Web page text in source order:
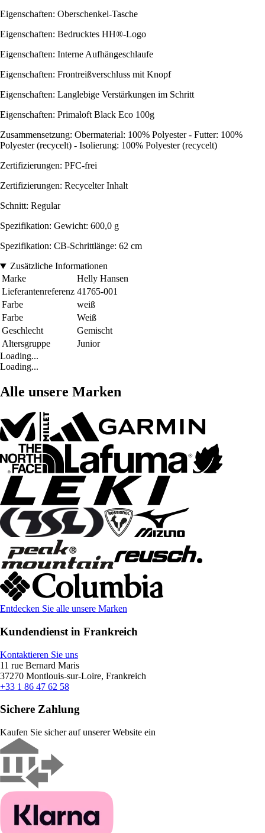
Eigenschaften: Oberschenkel-Tasche
Eigenschaften: Bedrucktes HH®-Logo
Eigenschaften: Interne Aufhängeschlaufe
Eigenschaften: Frontreißverschluss mit Knopf
Eigenschaften: Langlebige Verstärkungen im Schritt
Eigenschaften: Primaloft Black Eco 100g
Zusammensetzung: Obermaterial: 100% Polyester - Futter: 100%
Polyester (recycelt) - Isolierung: 100% Polyester (recycelt)
Zertifizierungen: PFC-frei
Zertifizierungen: Recycelter Inhalt
Schnitt: Regular
Spezifikation: Gewicht: 600,0 g
Spezifikation: CB-Schrittlänge: 62 cm
Zusätzliche Informationen
Marke
Helly Hansen
Lieferantenreferenz 41765-001
Farbe
weiß
Farbe
Weiß
Geschlecht
Gemischt
Altersgruppe
Junior
Loading...
Loading...
Alle unsere Marken
Entdecken Sie alle unsere Marken
Kundendienst in Frankreich
Kontaktieren Sie uns
11 rue Bernard Maris
37270 Montlouis-sur-Loire, Frankreich
+33 1 86 47 62 58
Sichere Zahlung
Kaufen Sie sicher auf unserer Website ein